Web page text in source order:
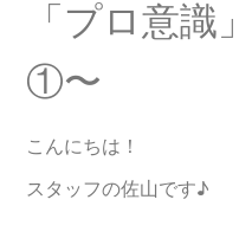
「プロ意識
①〜
こんにちは！
スタッフの佐山です♪